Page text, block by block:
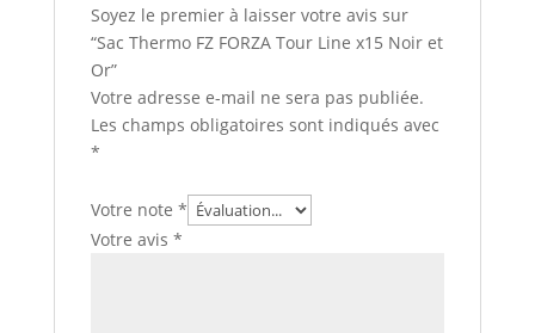
Soyez le premier à laisser votre avis sur
“Sac Thermo FZ FORZA Tour Line x15 Noir et
Or”
Votre adresse e-mail ne sera pas publiée.
Les champs obligatoires sont indiqués avec
*
Votre note *
Votre avis *